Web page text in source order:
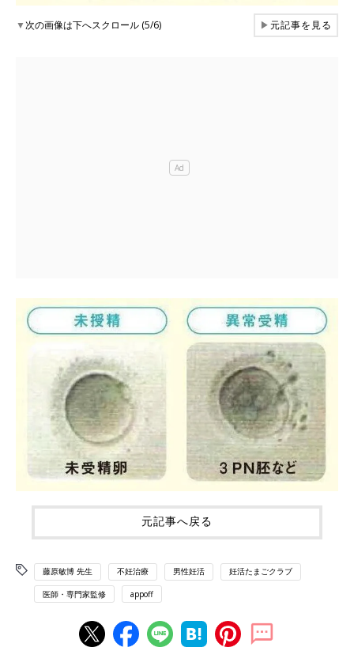
▼次の画像は下へスクロール (5/6) ▶元記事を見る
元記事へ戻る
藤原敏博 先生 不妊治療 男性妊活 妊活たまごクラブ
医師・専門家監修 appoff